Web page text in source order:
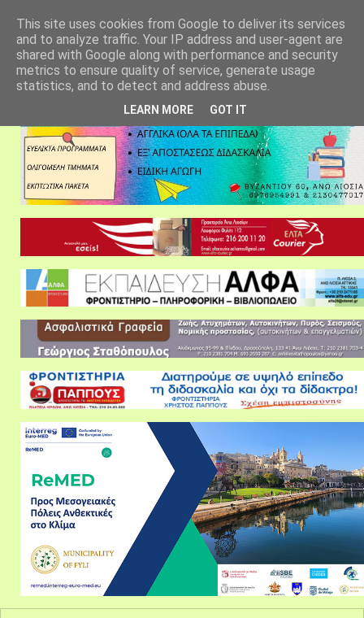
This site uses cookies from Google to deliver its services
and to analyze traffic. Your IP address and user-agent are
shared with Google along with performance and security
metrics to ensure quality of service, generate usage
statistics, and to detect and address abuse.
LEARN MORE GOT IT